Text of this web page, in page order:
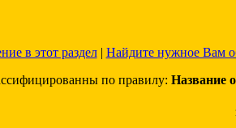
в этот раздел| Найдите нужное Вам
по правилу: Название